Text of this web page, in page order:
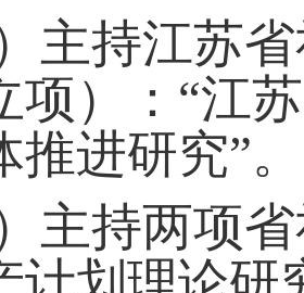
主持江苏
项）：“江
进研究”。
主持两项